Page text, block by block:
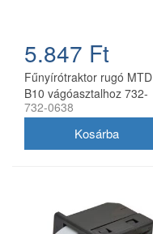
5.847 Ft
Fűnyírótraktor rugó MTD
B10 vágóasztalhoz 732-
0638
732-0638